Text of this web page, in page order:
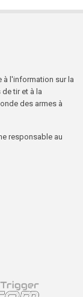
à l'information sur la
tir et à la
des armes à
responsable au